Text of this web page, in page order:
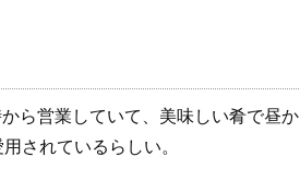
ら営業していて、美味しい肴で昼か
されているらしい。